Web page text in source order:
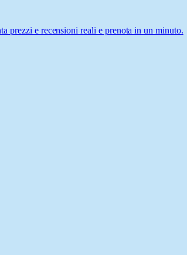
prezzi e recensioni reali e prenota in un minuto.